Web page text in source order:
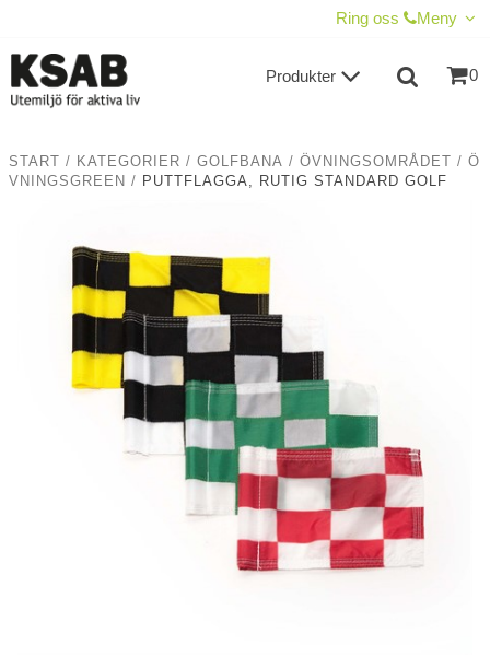
Ring oss Meny
0
Produkter
START / KATEGORIER / GOLFBANA / ÖVNINGSOMRÅDET / Ö
VNINGSGREEN / PUTTFLAGGA, RUTIG STANDARD GOLF
TILL KASSAN